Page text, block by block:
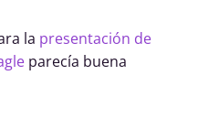
la presentación de
parecía buena